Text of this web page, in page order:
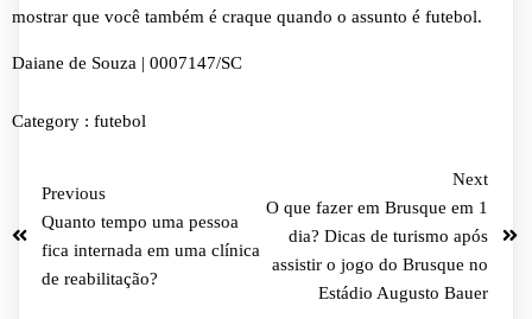
mostrar que você também é craque quando o assunto é futebol.
Daiane de Souza | 0007147/SC
Category : futebol
Previous
Quanto tempo uma pessoa
fica internada em uma clínica
de reabilitação?
Next
O que fazer em Brusque em 1
dia? Dicas de turismo após
assistir o jogo do Brusque no
Estádio Augusto Bauer